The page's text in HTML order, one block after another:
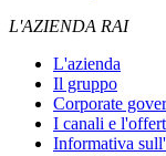
L'AZIENDA RAI
L'azienda
Il gruppo
Corporate
I canali e
Informativa